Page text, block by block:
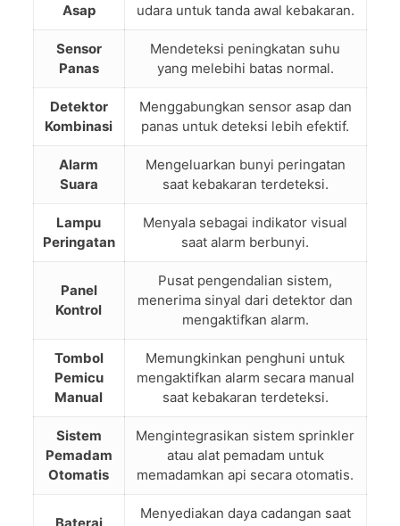
Asap
udara untuk tanda awal kebakaran.
Sensor
Panas
Mendeteksi peningkatan suhu
yang melebihi batas normal.
Detektor
Kombinasi
Menggabungkan sensor asap dan
panas untuk deteksi lebih efektif.
Alarm
Suara
Mengeluarkan bunyi peringatan
saat kebakaran terdeteksi.
Lampu
Peringatan
Menyala sebagai indikator visual
saat alarm berbunyi.
Panel
Kontrol
Pusat pengendalian sistem,
menerima sinyal dari detektor dan
mengaktifkan alarm.
Tombol
Pemicu
Manual
Memungkinkan penghuni untuk
mengaktifkan alarm secara manual
saat kebakaran terdeteksi.
Sistem
Pemadam
Otomatis
Mengintegrasikan sistem sprinkler
atau alat pemadam untuk
memadamkan api secara otomatis.
Menyediakan daya cadangan saat